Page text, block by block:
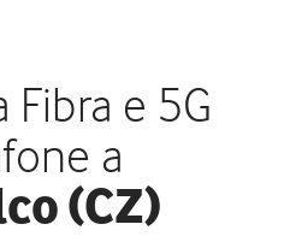
e 5G
a
(CZ)